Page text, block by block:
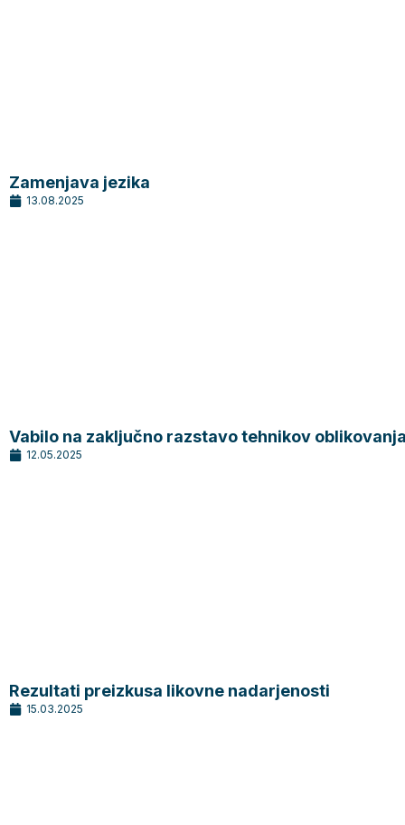
Zamenjava jezika
13.08.2025
Vabilo na zaključno razstavo tehnikov
12.05.2025
Rezultati preizkusa likovne nadarjenosti
15.03.2025